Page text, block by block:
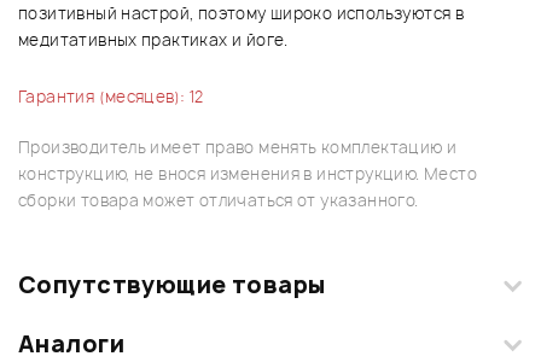
позитивный настрой, поэтому широко используются в
медитативных практиках и йоге.
Гарантия (месяцев): 12
Производитель имеет право менять комплектацию и
конструкцию, не внося изменения в инструкцию. Место
сборки товара может отличаться от указанного.
Сопутствующие товары
Аналоги